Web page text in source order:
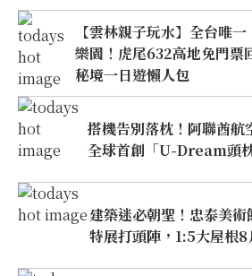
【雲林親子玩水】全台唯
樂園！虎尾632高地免門票
秘境一日遊懶人包
搭機告別落枕！阿聯酋航
全球首創「U-Dream頭
建築迷必朝聖！忠泰美
特展打頭陣，1:5大屋根